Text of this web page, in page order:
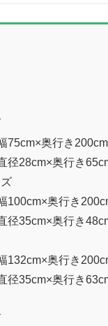
75cm×奥行き
径28cm×奥行き
100cm×奥行き
径35cm×奥行き
132cm×奥行き
径35cm×奥行き